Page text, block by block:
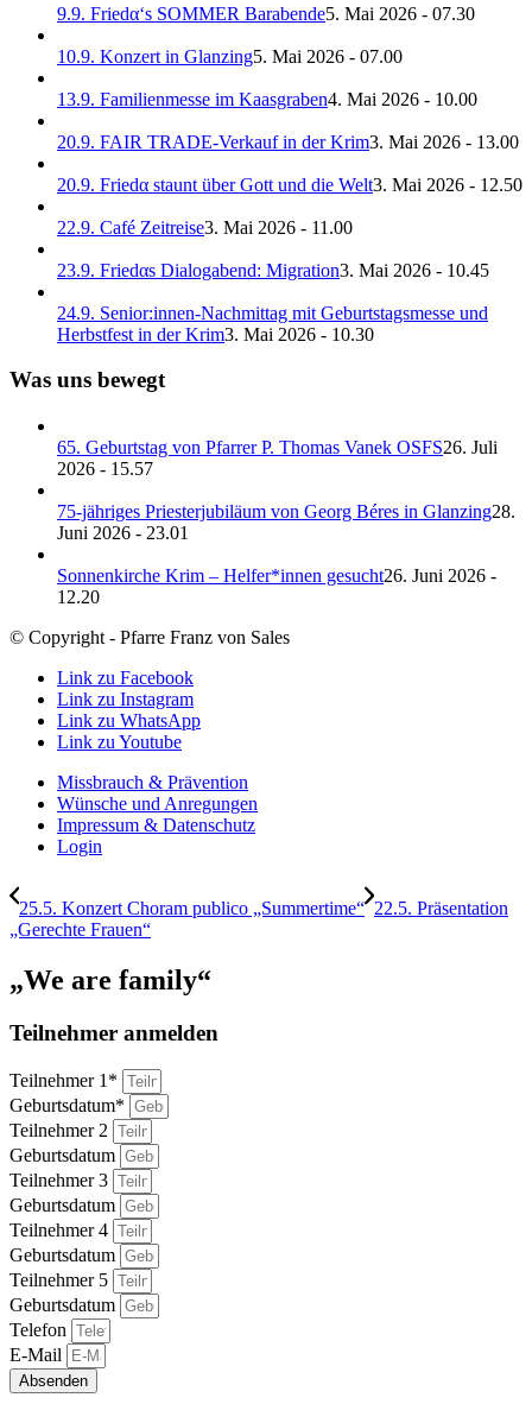
9.9. Friedα‘s SOMMER Barabende5. Mai 2026 - 07.30
10.9. Konzert in Glanzing5. Mai 2026 - 07.00
13.9. Familienmesse im Kaasgraben4. Mai 2026 - 10.00
20.9. FAIR TRADE-Verkauf in der Krim3. Mai 2026 - 13.00
20.9. Friedα staunt über Gott und die Welt3. Mai 2026 - 12.50
22.9. Café Zeitreise3. Mai 2026 - 11.00
23.9. Friedαs Dialogabend: Migration3. Mai 2026 - 10.45
24.9. Senior:innen-Nachmittag mit Geburtstagsmesse und
Herbstfest in der Krim3. Mai 2026 - 10.30
Was uns bewegt
65. Geburtstag von Pfarrer P. Thomas Vanek OSFS26. Juli
2026 - 15.57
75-jähriges Priesterjubiläum von Georg Béres in Glanzing28.
Juni 2026 - 23.01
Sonnenkirche Krim – Helfer*innen gesucht26. Juni 2026 -
12.20
© Copyright - Pfarre Franz von Sales
Link zu Facebook
Link zu Instagram
Link zu WhatsApp
Link zu Youtube
Missbrauch & Prävention
Wünsche und Anregungen
Impressum & Datenschutz
Login
25.5. Konzert Choram publico „Summertime“ 22.5. Präsentation
„Gerechte Frauen“
„We are family“
Teilnehmer anmelden
Teilnehmer 1*
Geburtsdatum*
Teilnehmer 2
Geburtsdatum
Teilnehmer 3
Geburtsdatum
Teilnehmer 4
Geburtsdatum
Teilnehmer 5
Geburtsdatum
Telefon
E-Mail
Absenden